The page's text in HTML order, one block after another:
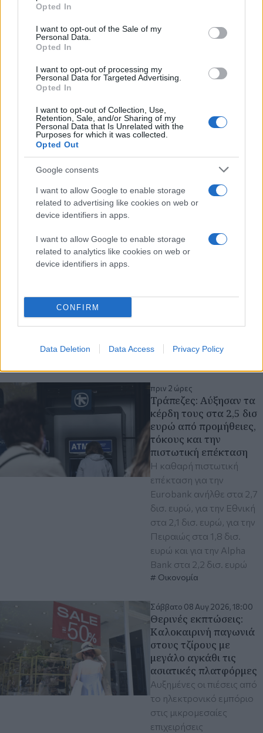
use your data for below specified purposes in below Google
consent section.
Opted In
I want to opt-out of the Sale of my
Personal Data.
Opted In
I want to opt-out of processing my
Personal Data for Targeted Advertising.
Opted In
I want to opt-out of Collection, Use,
Retention, Sale, and/or Sharing of my
Personal Data that Is Unrelated with the
Purposes for which it was collected.
Opted Out
Google consents
I want to allow Google to enable storage
related to advertising like cookies on web or
device identifiers in apps.
I want to allow Google to enable storage
related to analytics like cookies on web or
device identifiers in apps.
CONFIRM
Data Deletion Data Access Privacy Policy
πριν 2 ώρες
Τράπεζες: Αύξησαν τα
κέρδη τους στα 2,5 δισ
ευρώ από προμήθειες,
τόκους και την
πιστωτική επέκταση
Η καθαρή πιστωτική
επέκταση για την
Eurobank ανήλθε στα 2,7
δισ. ευρώ, για την Εθνική
στα 2,1 δισ. ευρώ, για την
Πειραιώς στα 1,8 δισ.
ευρώ και για την Alpha
Bank στα 2,2 δισ. ευρώ
Οικονομία
Σάββατο 08 Αυγ 2026, 18:00
Θερινές εκπτώσεις:
Καλοκαιρινή παγωνιά
στους τζίρους με
μεγάλο αγκάθι τις
ασιατικές πλατφόρμες
Αυξημένες οι πιέσεις από
το ηλεκτρονικό εμπόριο
στις μικρομεσαίες
επιχειρήσεις